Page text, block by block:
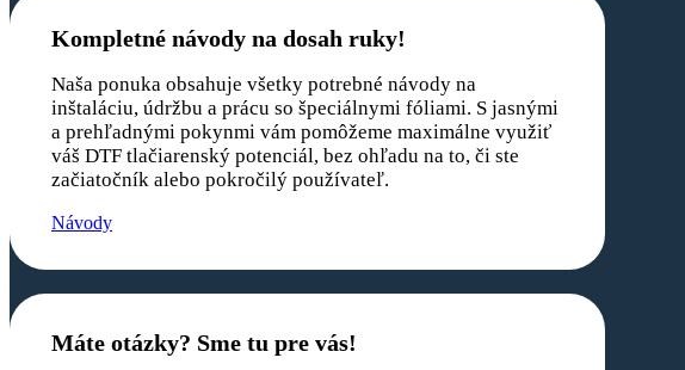
Kompletné návody na dosah ruky!
Naša ponuka obsahuje všetky potrebné návody na
inštaláciu, údržbu a prácu so špeciálnymi fóliami. S jasnými
a prehľadnými pokynmi vám pomôžeme maximálne využiť
váš DTF tlačiarenský potenciál, bez ohľadu na to, či ste
začiatočník alebo pokročilý používateľ.
Návody
Máte otázky? Sme tu pre vás!